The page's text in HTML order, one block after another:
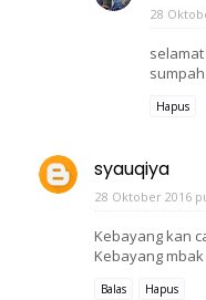
28
Hapus
syauqiya
28 Oktober 2016
Kebayang kan
Kebayang
Balas Hapus